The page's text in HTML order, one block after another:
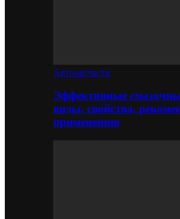
Автозапчасти
Эффективные
виды, свойства,
применению